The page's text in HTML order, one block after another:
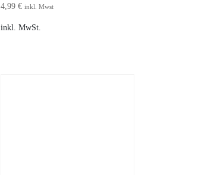
4,99€ inkl. Mwst
inkl. MwSt.